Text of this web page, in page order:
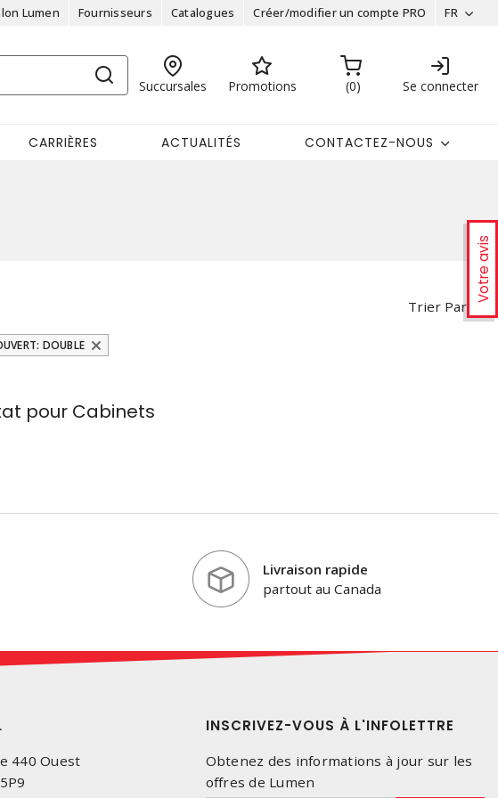
Lumen Fournisseurs Catalogues Créer/modifier un compte PRO FR
Succursales Promotions 0 Se connecter
CARRIÈRES ACTUALITÉS CONTACTEZ-NOUS
Votre avis
Trier Par
DOUBLE
pourCabinets
Livraison rapide
partout au Canada
440 Ouest
INSCRIVEZ-VOUS À L'INFOLETTRE
Obtenez des informations à jour sur les
offres de Lumen